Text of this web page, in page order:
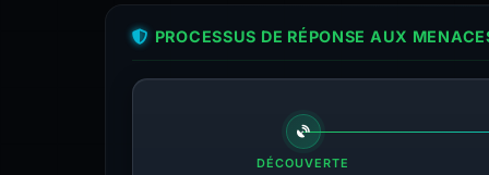
PROCESSUS DE RÉPONSE AUX
DÉCOUVERTE